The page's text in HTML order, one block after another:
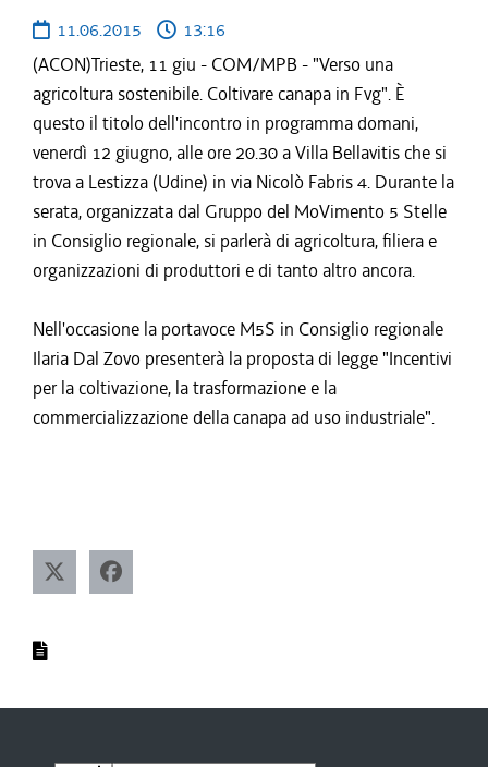
11.06.2015
13:16
(ACON)Trieste, 11 giu - COM/MPB - "Verso una
agricoltura sostenibile. Coltivare canapa in Fvg". È
questo il titolo dell'incontro in programma domani,
venerdì 12 giugno, alle ore 20.30 a Villa Bellavitis che si
trova a Lestizza (Udine) in via Nicolò Fabris 4. Durante la
serata, organizzata dal Gruppo del MoVimento 5 Stelle
in Consiglio regionale, si parlerà di agricoltura, filiera e
organizzazioni di produttori e di tanto altro ancora.
Nell'occasione la portavoce M5S in Consiglio regionale
Ilaria Dal Zovo presenterà la proposta di legge "Incentivi
per la coltivazione, la trasformazione e la
commercializzazione della canapa ad uso industriale".